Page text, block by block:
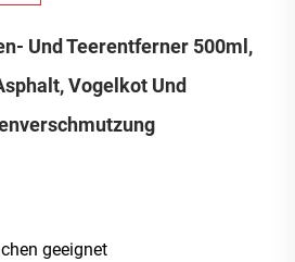
Und Teerentferner 500ml,
Vogelkot Und
geeignet